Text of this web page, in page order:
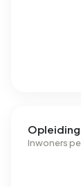
Inwoners